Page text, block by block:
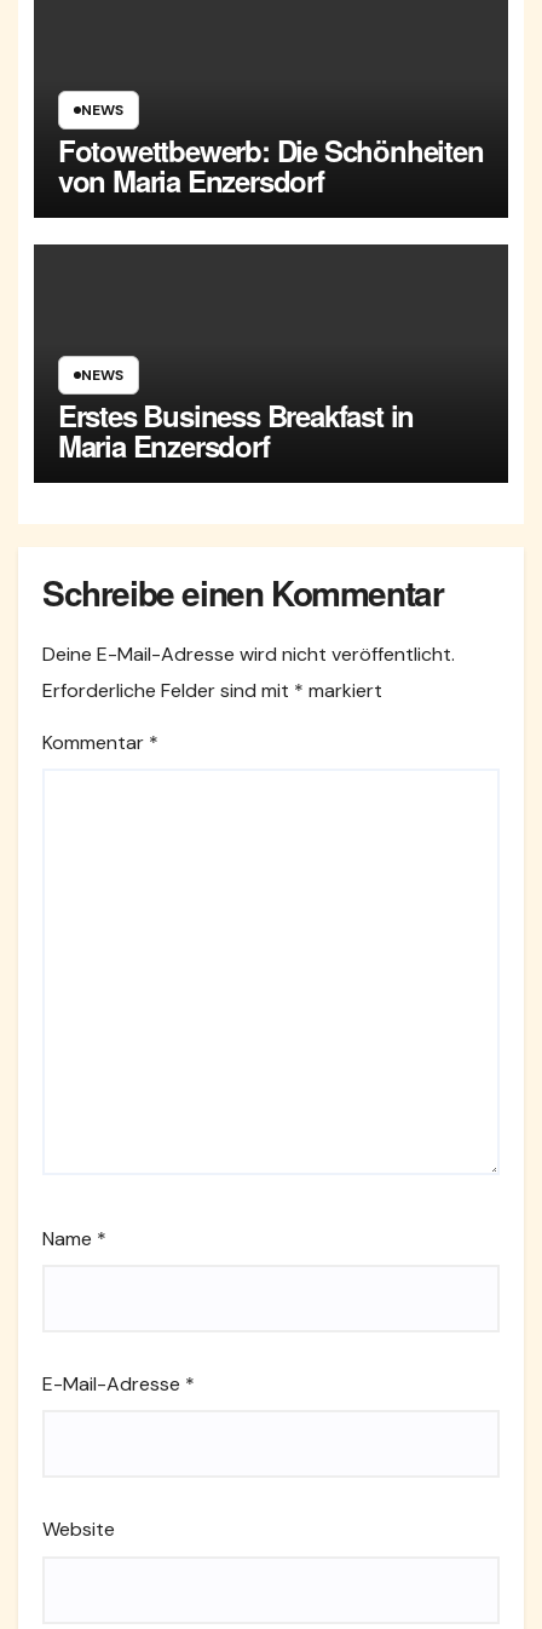
NEWS
Fotowettbewerb: Die Schönheiten
von Maria Enzersdorf
NEWS
Erstes Business Breakfast in
Maria Enzersdorf
Schreibe einen Kommentar
Deine E-Mail-Adresse wird nicht veröffentlicht.
Erforderliche Felder sind mit * markiert
Kommentar *
Name *
E-Mail-Adresse *
Website